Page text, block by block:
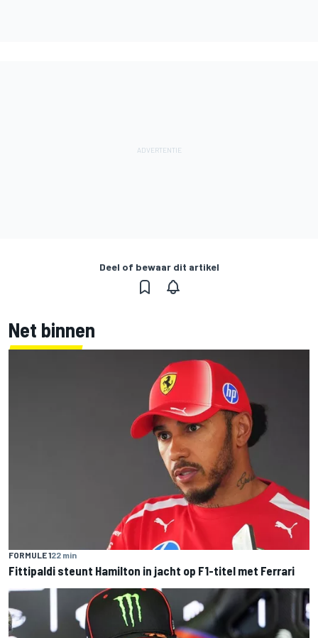
Deel of bewaar dit artikel
Net binnen
FORMULE 122 min
Fittipaldi steunt Hamilton in jacht op F1-titel met Ferrari